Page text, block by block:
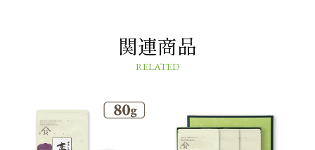
関連商品
RELATED